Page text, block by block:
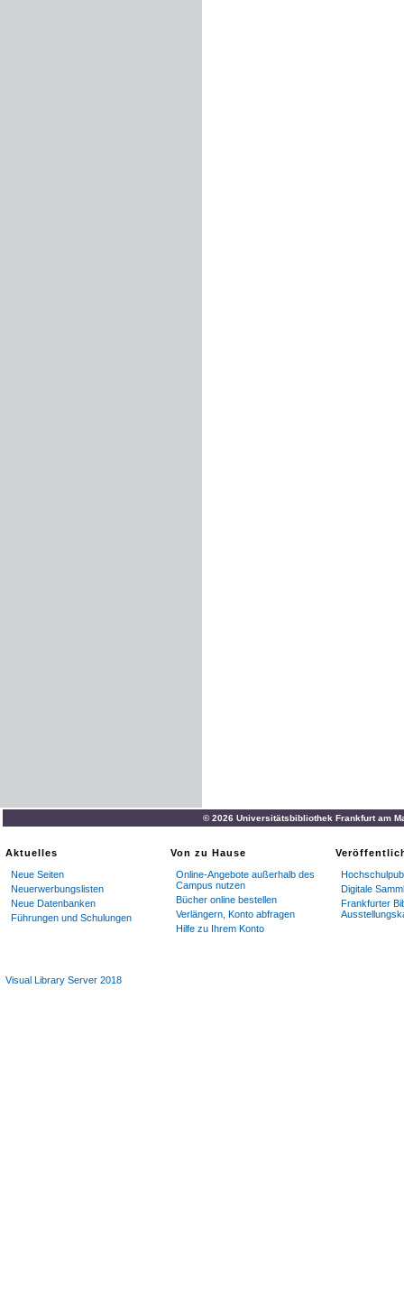
© 2026 Universitätsbibliothek Frankfurt am
Aktuelles
Neue Seiten
Neuerwerbungslisten
Neue Datenbanken
Führungen und Schulungen
Von zu Hause
Online-Angebote außerhalb des
Campus nutzen
Bücher online bestellen
Verlängern, Konto abfragen
Hilfe zu Ihrem Konto
Digitale
Frankfurter
Visual Library Server 2018